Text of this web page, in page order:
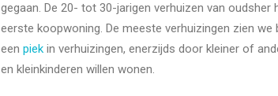
gegaan. De 20- tot 30-jarigen verhuizen van
eerste koopwoning. De meeste verhuizingen zien
een piek in verhuizingen, enerzijds door kleiner of
en kleinkinderen willen wonen.